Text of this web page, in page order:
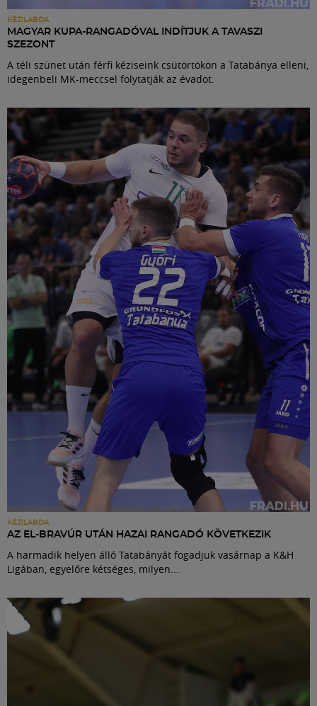
KÉZILABDA
MAGYAR KUPA-RANGADÓVAL INDÍTJUK A TAVASZI
SZEZONT
A téli szünet után férfi kéziseink csütörtökön a Tatabánya elleni,
idegenbeli MK-meccsel folytatják az évadot.
KÉZILABDA
AZ EL-BRAVÚR UTÁN HAZAI RANGADÓ KÖVETKEZIK
A harmadik helyen álló Tatabányát fogadjuk vasárnap a K&H
Ligában, egyelőre kétséges, milyen...